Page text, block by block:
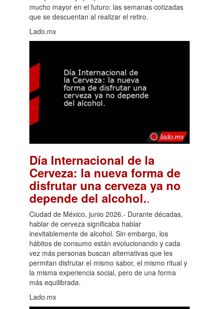
mucho mayor en el futuro: las semanas cotizadas
que se descuentan al realizar el retiro.
Lado.mx
Día Internacional de la
Cerveza: la nueva forma de
disfrutar una cerveza ya no
depende del alcohol..
Ciudad de México, junio 2026.- Durante décadas,
hablar de cerveza significaba hablar
inevitablemente de alcohol. Sin embargo, los
hábitos de consumo están evolucionando y cada
vez más personas buscan alternativas que les
permitan disfrutar el mismo sabor, el mismo ritual y
la misma experiencia social, pero de una forma
más equilibrada.
Lado.mx